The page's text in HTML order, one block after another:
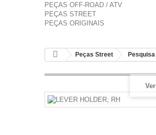
PEÇAS OFF-ROAD / ATV
PEÇAS STREET
PEÇAS ORIGINAIS
Peças Street